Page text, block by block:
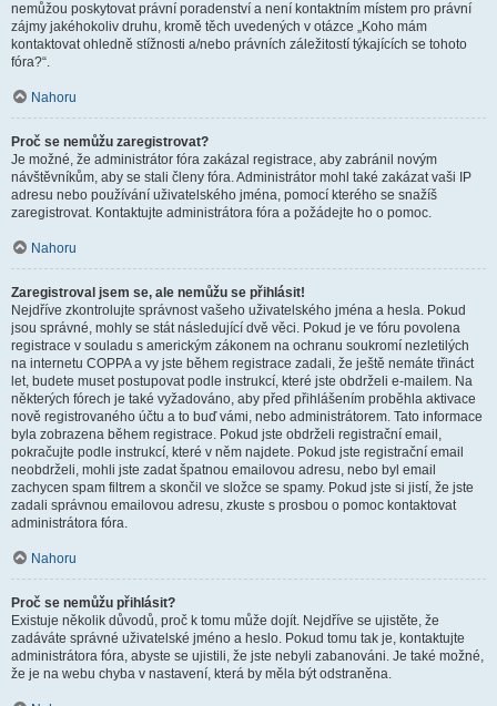
nemůžou poskytovat právní poradenství a není kontaktním místem pro právní
zájmy jakéhokoliv druhu, kromě těch uvedených v otázce „Koho mám
kontaktovat ohledně stížnosti a/nebo právních záležitostí týkajících se tohoto
fóra?“.
Nahoru
Proč se nemůžu zaregistrovat?
Je možné, že administrátor fóra zakázal registrace, aby zabránil novým
návštěvníkům, aby se stali členy fóra. Administrátor mohl také zakázat vaši IP
adresu nebo používání uživatelského jména, pomocí kterého se snažíš
zaregistrovat. Kontaktujte administrátora fóra a požádejte ho o pomoc.
Nahoru
Zaregistroval jsem se, ale nemůžu se přihlásit!
Nejdříve zkontrolujte správnost vašeho uživatelského jména a hesla. Pokud
jsou správné, mohly se stát následující dvě věci. Pokud je ve fóru povolena
registrace v souladu s americkým zákonem na ochranu soukromí nezletilých
na internetu COPPA a vy jste během registrace zadali, že ještě nemáte třináct
let, budete muset postupovat podle instrukcí, které jste obdrželi e-mailem. Na
některých fórech je také vyžadováno, aby před přihlášením proběhla aktivace
nově registrovaného účtu a to buď vámi, nebo administrátorem. Tato informace
byla zobrazena během registrace. Pokud jste obdrželi registrační email,
pokračujte podle instrukcí, které v něm najdete. Pokud jste registrační email
neobdrželi, mohli jste zadat špatnou emailovou adresu, nebo byl email
zachycen spam filtrem a skončil ve složce se spamy. Pokud jste si jistí, že jste
zadali správnou emailovou adresu, zkuste s prosbou o pomoc kontaktovat
administrátora fóra.
Nahoru
Proč se nemůžu přihlásit?
Existuje několik důvodů, proč k tomu může dojít. Nejdříve se ujistěte, že
zadáváte správné uživatelské jméno a heslo. Pokud tomu tak je, kontaktujte
administrátora fóra, abyste se ujistili, že jste nebyli zabanováni. Je také možné,
že je na webu chyba v nastavení, která by měla být odstraněna.